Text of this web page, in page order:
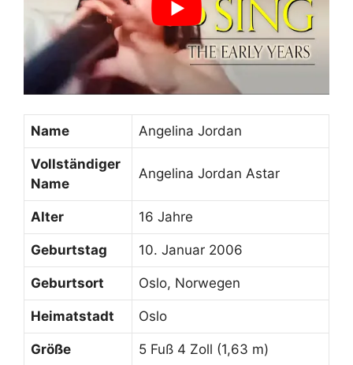
Name Angelina Jordan
Vollständiger
Name
Angelina Jordan Astar
Alter 16 Jahre
Geburtstag 10. Januar 2006
Geburtsort Oslo, Norwegen
Heimatstadt Oslo
Größe 5 Fuß 4 Zoll (1,63 m)